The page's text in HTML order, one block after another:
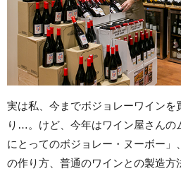
実は私、今までボジョレーワインを
り…。けど、今年はワイン屋さんの
にとってのボジョレー・ヌーボー」
の作り方、普通のワインとの製造方